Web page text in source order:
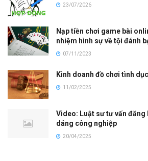
23/07/2026
Nạp tiền chơi game bài
nhiệm hình sự về tội đánh
07/11/2023
Kinh doanh đồ chơi tình
11/02/2025
Video: Luật sư tư vấn đăng
dáng công nghiệp
20/04/2025